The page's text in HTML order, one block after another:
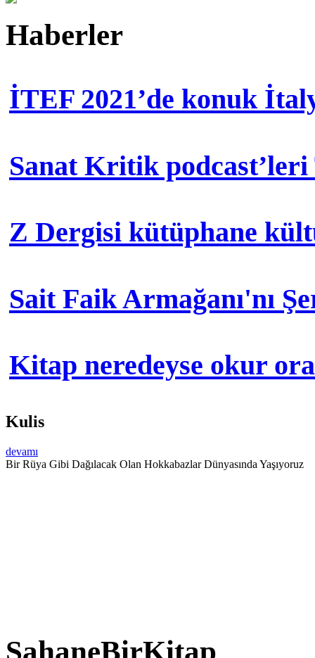
Haberler
İTEF 2021’de konuk
Sanat Kritik podcast’leri
Z Dergisi kütüphane
Sait Faik Armağanı'nı
Kitap neredeyse okur
Kulis
devamı
Bir Rüya Gibi Dağılacak Olan Hokkabazlar Dünyasında Yaşıyoruz
ŞahaneBirKitap